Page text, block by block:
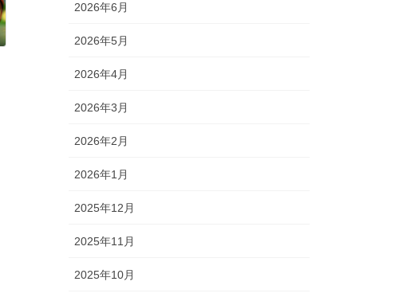
2026年6月
2026年5月
2026年4月
2026年3月
2026年2月
2026年1月
2025年12月
2025年11月
2025年10月